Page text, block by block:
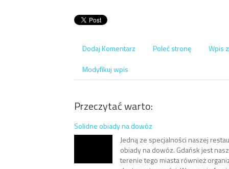
Dodaj Komentarz Poleć stronę
Wpis
Modyfikuj wpis
Przeczytać warto:
Solidne obiady na dowóz
Jedną ze specjalności naszej
obiady na dowóz. Gdańsk jest
terenie tego miasta również